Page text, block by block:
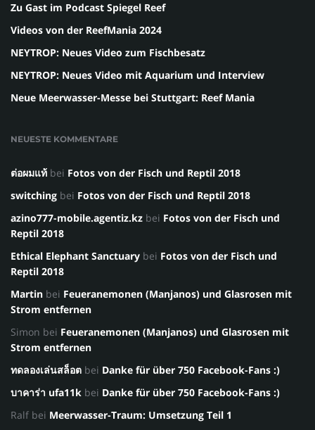
Zu Gast im Podcast Spiegel Reef
Videos von der ReefMania 2024
NEYTROP: Neues Video zum Fischbesatz
NEYTROP: Neues Video mit Aquarium und Interview
Neue Meerwasser-Messe bei Stuttgart: Reef Mania
NEUESTE KOMMENTARE
ต่อผมแท้ bei Fotos von der Fisch und Reptil 2018
switching bei Fotos von der Fisch und Reptil 2018
azino777-mobile.agentiz.kz bei Fotos von der Fisch und
Reptil 2018
Ethical Elephant Sanctuary bei Fotos von der Fisch und
Reptil 2018
Martin bei Feueranemonen (Manjanos) und Glasrosen mit
Strom entfernen
Simon bei Feueranemonen (Manjanos) und Glasrosen mit
Strom entfernen
ทดลองเล่นสล็อต bei Danke für über 750 Facebook-Fans :)
บาคาร่า ufa11k bei Danke für über 750 Facebook-Fans :)
Ralf bei Meerwasser-Traum: Umsetzung Teil 1